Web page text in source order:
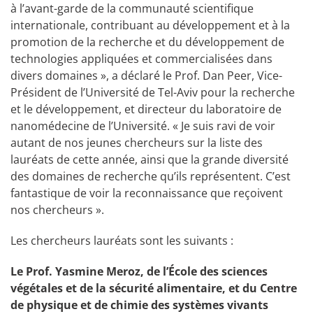
à l’avant-garde de la communauté scientifique
internationale, contribuant au développement et à la
promotion de la recherche et du développement de
technologies appliquées et commercialisées dans
divers domaines », a déclaré le Prof. Dan Peer, Vice-
Président de l’Université de Tel-Aviv pour la recherche
et le développement, et directeur du laboratoire de
nanomédecine de l’Université. « Je suis ravi de voir
autant de nos jeunes chercheurs sur la liste des
lauréats de cette année, ainsi que la grande diversité
des domaines de recherche qu’ils représentent. C’est
fantastique de voir la reconnaissance que reçoivent
nos chercheurs ».
Les chercheurs lauréats sont les suivants :
Le Prof. Yasmine Meroz, de l’École des sciences
végétales et de la sécurité alimentaire, et du Centre
de physique et de chimie des systèmes vivants